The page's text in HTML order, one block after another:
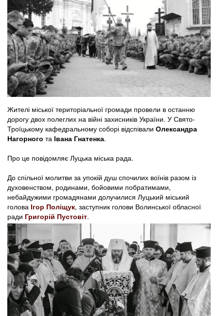
Жителі міської територіальної громади провели в останню
дорогу двох полеглих на війні захисників України. У Свято-
Троїцькому кафедральному соборі відспівали Олександра
Нагорного та Івана Гнатенка.
Про це повідомляє Луцька міська рада.
До спільної молитви за упокій душ спочилих воїнів разом із
духовенством, родинами, бойовими побратимами,
небайдужими громадянами долучилися Луцький міський
голова Ігор Поліщук, заступник голови Волинської обласної
ради Григорій Пустовіт.